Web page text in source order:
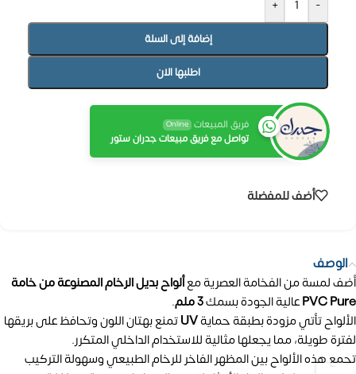
-
+
إضافة إلى السلة
اطلبها الان
فريق المبيعات Online
تواصل مع فريق مبيعات جدران ستور
أضف للمفضلة
الوصف
أضف لمسة من الفخامة العصرية معألواح بديل الرخام المصنوعة من خامة
PVC Pureعالية الجودة بسمك3 ملم
.
الألواح تأتي مزودة بطبقة حمايةUVتمنع بهتان اللون وتحافظ على بريقها
لفترة طويلة، مما يجعلها مثالية للاستخدام الداخلي المتكرر.
تجمع هذه الألواح بين المظهر الفاخر للرخام الطبيعي وسهولة التركيب